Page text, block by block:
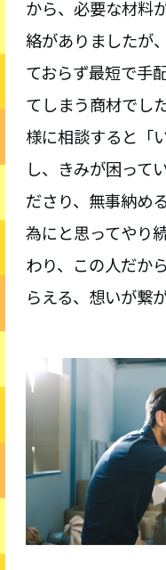
から、必要な材料
絡がありましたが
ておらず最短で手
てしまう商材でし
様に相談すると「
し、きみが困って
ださり、無事納め
為にと思ってやり
わり、この人だか
らえる、想いが繋